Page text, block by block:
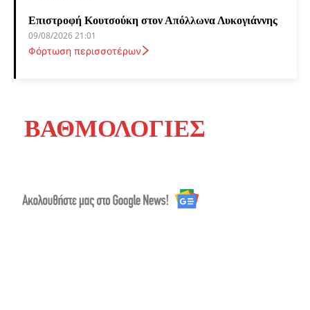
Επιστροφή Κουτσούκη στον Απόλλωνα Λυκογιάννης
09/08/2026 21:01
Φόρτωση περισσοτέρων
ΒΑΘΜΟΛΟΓΙΕΣ